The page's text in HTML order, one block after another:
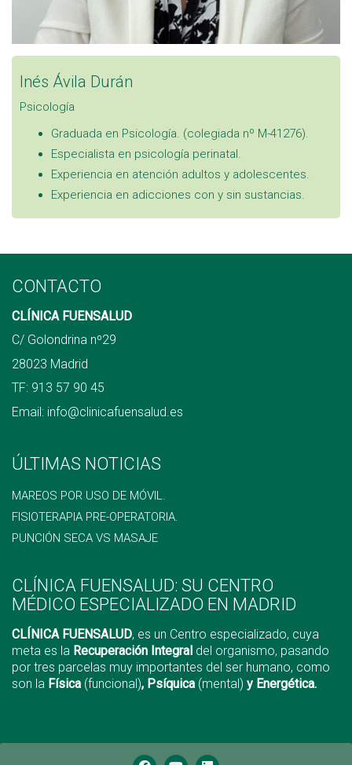
Inés Ávila Durán
Psicología
Graduada en Psicología. (colegiada nº M-41276).
Especialista en psicología perinatal.
Experiencia en atención adultos y adolescentes.
Experiencia en adicciones con y sin sustancias.
CONTACTO
CLÍNICA FUENSALUD
C/ Golondrina nº29
28023 Madrid
TF: 913 57 90 45
Email: info@clinicafuensalud.es
ÚLTIMAS NOTICIAS
MAREOS POR USO DE MÓVIL.
FISIOTERAPIA PRE-OPERATORIA.
PUNCIÓN SECA VS MASAJE
CLÍNICA FUENSALUD: SU CENTRO
MÉDICO ESPECIALIZADO EN MADRID
CLÍNICA FUENSALUD, es un Centro especializado, cuya
meta es la Recuperación Integral del organismo, pasando
por tres parcelas muy importantes del ser humano, como
son la Física (funcional), Psíquica (mental) y Energética.